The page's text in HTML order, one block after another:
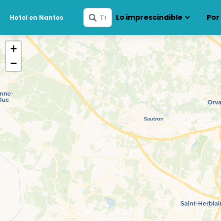
Hotel en Nantes
Ingresa
tus
fechas
Lo imprescindible
+
−